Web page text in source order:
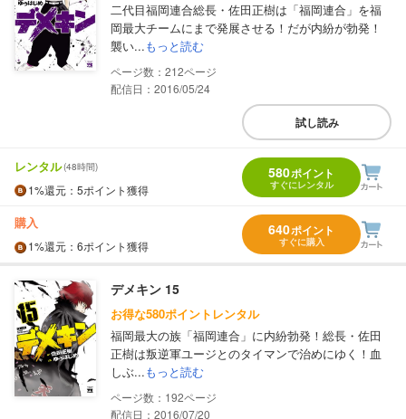
二代目福岡連合総長・佐田正樹は「福岡連合」を福
岡最大チームにまで発展させる！だが内紛が勃発！
襲い...もっと読む
212
配信日：2016/05/24
試し読み
レンタル(48時間)
1%還元 ：5ポイント獲得
580ポイント
すぐにレンタル
購入
1%還元 ：6ポイント獲得
640ポイント
すぐに購入
デメキン 15
お得な580ポイントレンタル
福岡最大の族「福岡連合」に内紛勃発！総長・佐田
正樹は叛逆軍ユージとのタイマンで治めにゆく！血
しぶ...もっと読む
192
配信日：2016/07/20